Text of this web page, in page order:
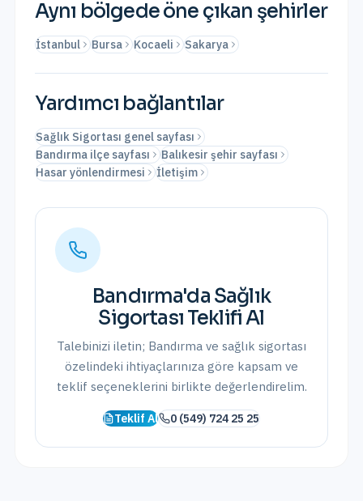
Aynı bölgede öne çıkan şehirler
İstanbul Bursa Kocaeli Sakarya
Yardımcı bağlantılar
Sağlık Sigortası genel sayfası
Bandırma ilçe sayfası
Balıkesir şehir sayfası
Hasar yönlendirmesi
İletişim
Bandırma'da Sağlık
Sigortası Teklifi Al
Talebinizi iletin; Bandırma ve sağlık sigortası
özelindeki ihtiyaçlarınıza göre kapsam ve
teklif seçeneklerini birlikte değerlendirelim.
Teklif Al 0 (549) 724 25 25